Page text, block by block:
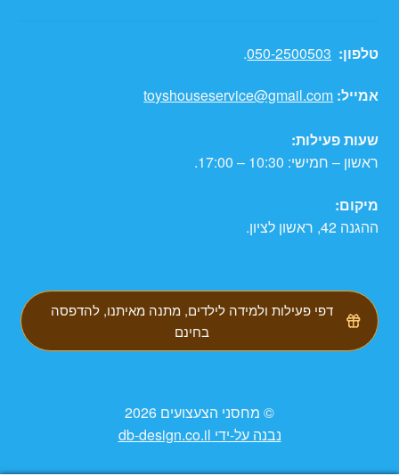
טלפון: 050-2500503
.
אמייל: toyshouseservice@gmail.com
שעות פעילות:
ראשון – חמישי: 10:30 – 17:00.
מיקום:
ההגנה 42, ראשון לציון.
דפי פעילות ולמידה לילדים, מתנה מאיתנו, להדפסה
בחינם
© מחסני הצעצועים 2026
נבנה על-ידי db-design.co.il